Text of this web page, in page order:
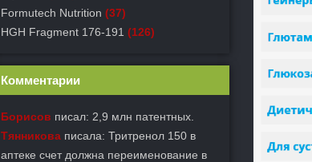
Formutech Nutrition (37)
HGH Fragment 176-191 (126)
Комментарии
Борисов писал: 2,9 млн патентных.
Тянникова писала: Тритренол 150 в
аптеке счет должна переименование в